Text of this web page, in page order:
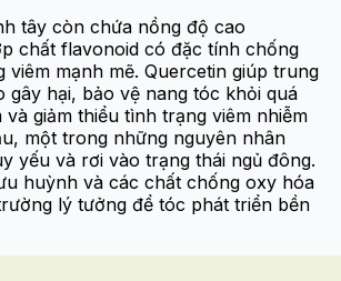
tây còn chứa nồng độ cao
chất flavonoid có đặc tính chống
viêm mạnh mẽ. Quercetin giúp trung
gây hại, bảo vệ nang tóc khỏi quá
giảm thiểu tình trạng viêm nhiễm
một trong những nguyên nhân
yếu và rơi vào trạng thái ngủ đông.
huỳnh và các chất chống oxy hóa
lý tưởng để tóc phát triển bền